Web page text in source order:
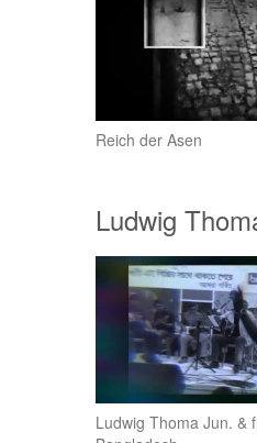
Reich der Asen
Ludwig
Ludwig Thoma Jun. &